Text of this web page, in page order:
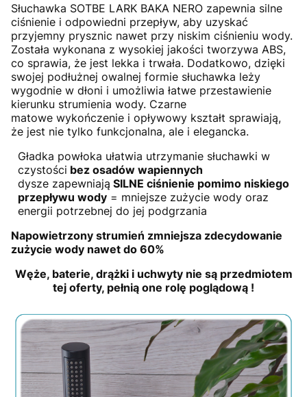
Słuchawka SOTBE LARK BAKA NERO zapewnia silne
ciśnienie i odpowiedni przepływ, aby uzyskać
przyjemny prysznic nawet przy niskim ciśnieniu wody.
Została wykonana z wysokiej jakości tworzywa ABS,
co sprawia, że jest lekka i trwała. Dodatkowo, dzięki
swojej podłużnej owalnej formie słuchawka leży
wygodnie w dłoni i umożliwia łatwe przestawienie
kierunku strumienia wody. Czarne
matowe wykończenie i opływowy kształt sprawiają,
że jest nie tylko funkcjonalna, ale i elegancka.
Gładka powłoka ułatwia utrzymanie słuchawki w
czystości bez osadów wapiennych
dysze zapewniają SILNE ciśnienie pomimo niskiego
przepływu wody = mniejsze zużycie wody oraz
energii potrzebnej do jej podgrzania
Napowietrzony strumień zmniejsza zdecydowanie
zużycie wody nawet do 60%
Węże, baterie, drążki i uchwyty nie są przedmiotem
tej oferty, pełnią one rolę poglądową !